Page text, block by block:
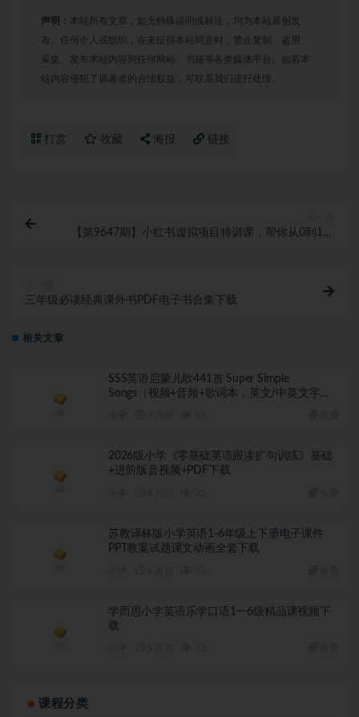
声明： 本站所有文章，如无特殊说明或标注，均为本站原创发
布。任何个人或组织，在未征得本站同意时，禁止复制、盗用、
采集、发布本站内容到任何网站、书籍等各类媒体平台。如若本
站内容侵犯了原著者的合法权益，可联系我们进行处理。
打赏 收藏 海报 链接
【第9647期】小红书虚拟项目特训课，帮你从0到1打
三年级必读经典课外书PDF电子书合集下载
相关文章
SSS英语启蒙儿歌441首 Super Simple
Songs（视频+音频+歌词本，英文/中英文字
2026版小学《零基础英语跟读扩句训练》基础
+进阶版音视频+PDF下载
苏教译林版小学英语1-6年级上下册电子课件
PPT教案试题课文动画全套下载
学而思小学英语乐学口语1一6级精品课视频下
载
课程分类